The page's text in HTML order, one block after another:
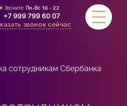
Звоните Пн-Вс 10 - 22
+7 999 799 60 07
звонок сейчас
сотрудникам Сбербанка